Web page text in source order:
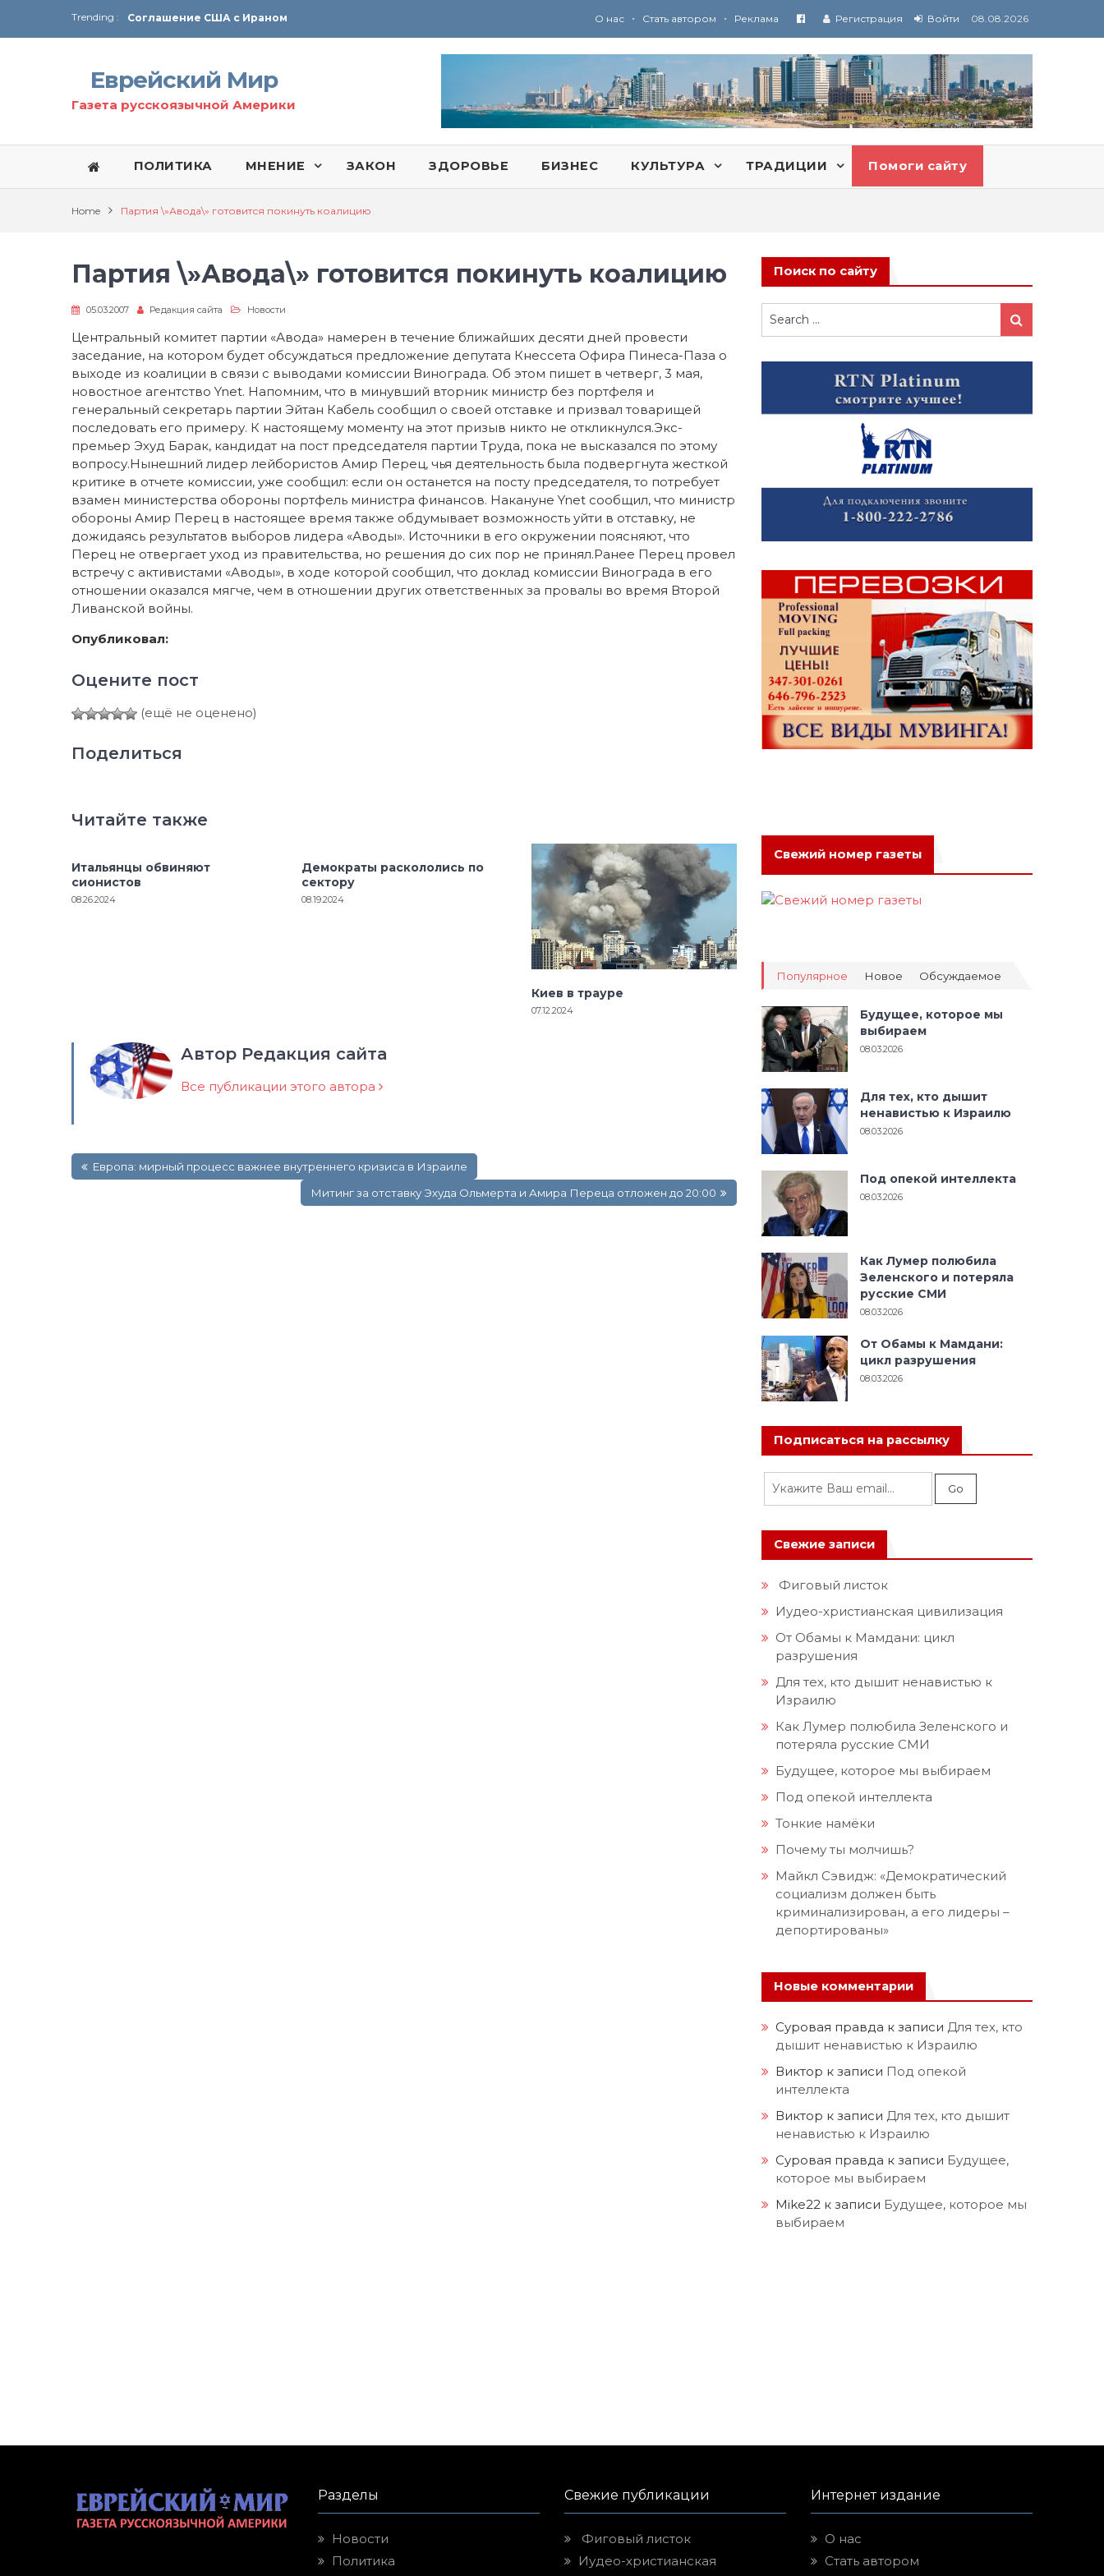
Trending :
Соглашение США с Ираном
Технология Революции в Иране
Ю
ридические услуги адвокатской коллегии «Эли Гервиц»: полное сопровождение на всех этапах
От Ирана до Ливана и Газы
О нас • Стать автором • Реклама Регистрация Войти 08.08.2026
Еврейский Мир
Газета русскоязычной Америки
ПОЛИТИКА МНЕНИЕ ЗАКОН ЗДОРОВЬЕ БИЗНЕС КУЛЬТУРА ТРАДИЦИИ Помоги сайту
Home Партия \»Авода\» готовится покинуть коалицию
Партия \»Авода\» готовится покинуть коалицию
05.03.2007 Редакция сайта Новости
Центральный комитет партии «Авода» намерен в течение ближайших десяти дней провести
заседание, на котором будет обсуждаться предложение депутата Кнессета Офира Пинеса-Паза о
выходе из коалиции в связи с выводами комиссии Винограда. Об этом пишет в четверг, 3 мая,
новостное агентство Ynet. Напомним, что в минувший вторник министр без портфеля и
генеральный секретарь партии Эйтан Кабель сообщил о своей отставке и призвал товарищей
последовать его примеру. К настоящему моменту на этот призыв никто не откликнулся.Экс-
премьер Эхуд Барак, кандидат на пост председателя партии Труда, пока не высказался по этому
вопросу.Нынешний лидер лейбористов Амир Перец, чья деятельность была подвергнута жесткой
критике в отчете комиссии, уже сообщил: если он останется на посту председателя, то потребует
взамен министерства обороны портфель министра финансов. Накануне Ynet сообщил, что министр
обороны Амир Перец в настоящее время также обдумывает возможность уйти в отставку, не
дожидаясь результатов выборов лидера «Аводы». Источники в его окружении поясняют, что
Перец не отвергает уход из правительства, но решения до сих пор не принял.Ранее Перец провел
встречу с активистами «Аводы», в ходе которой сообщил, что доклад комиссии Винограда в его
отношении оказался мягче, чем в отношении других ответственных за провалы во время Второй
Ливанской войны.
Опубликовал:
Оцените пост
(ещё не оценено)
Поделиться
Читайте также
Итальянцы обвиняют
сионистов
08.26.2024
Демократы раскололись по
сектору
08.19.2024
Киев в трауре
07.12.2024
Автор Редакция сайта
Все публикации этого автора
по Европа: мирный процесс важнее внутреннего кризиса в Израиле
Митинг за отставку Эхуда Ольмерта и Амира Переца отложен до 20:00
Поиск по сайту
Search
for:
Search
Свежий номер газеты
Популярное Новое Обсуждаемое
Будущее, которое мы
выбираем
08.03.2026
Для тех, кто дышит
ненавистью к Израилю
08.03.2026
Под опекой интеллекта
08.03.2026
Как Лумер полюбила
Зеленского и потеряла
русские СМИ
08.03.2026
От Обамы к Мамдани:
цикл разрушения
08.03.2026
Подписаться на рассылку
Свежие записи
Фиговый листок
Иудео-христианская цивилизация
От Обамы к Мамдани: цикл
разрушения
Для тех, кто дышит ненавистью к
Израилю
Как Лумер полюбила Зеленского и
потеряла русские СМИ
Будущее, которое мы выбираем
Под опекой интеллекта
Тонкие намёки
Почему ты молчишь?
Майкл Сэвидж: «Демократический
социализм должен быть
криминализирован, а его лидеры –
депортированы»
Новые комментарии
Суровая правда к записи Для тех, кто
дышит ненавистью к Израилю
Виктор к записи Под опекой
интеллекта
Виктор к записи Для тех, кто дышит
ненавистью к Израилю
Суровая правда к записи Будущее,
которое мы выбираем
Mike22 к записи Будущее, которое мы
выбираем
Разделы
Новости
Политика
Свежие публикации
Фиговый листок
Иудео-христианская
Интернет издание
О нас
Стать автором